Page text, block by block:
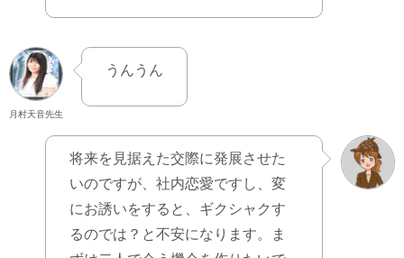
月村天音先生
うんうん
将来を見据えた交際に発展させた
いのですが、社内恋愛ですし、変
にお誘いをすると、ギクシャクす
るのでは？と不安になります。ま